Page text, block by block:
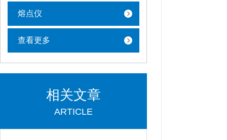
熔点仪
查看更多
相关文章
ARTICLE